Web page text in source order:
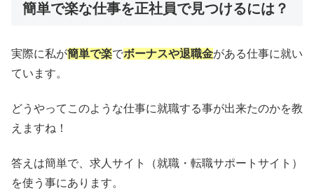
簡単で楽な仕事を正社員で見つけるには？
実際に私が簡単で楽でボーナスや退職金がある仕事に就い
ています。
どうやってこのような仕事に就職する事が出来たのかを教
えますね！
答えは簡単で、求人サイト（就職・転職サポートサイト）
を使う事にあります。